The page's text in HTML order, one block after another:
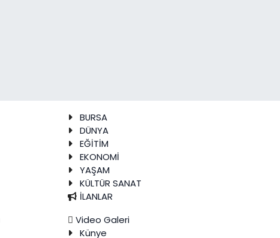
BURSA
DÜNYA
EĞİTİM
EKONOMİ
YAŞAM
KÜLTÜR SANAT
İLANLAR
Video Galeri
Künye